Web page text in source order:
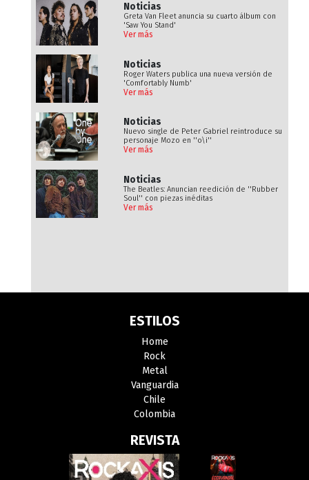
Noticias
Greta Van Fleet anuncia su cuarto álbum con
'Saw You Stand'
Ver más
Noticias
Roger Waters publica una nueva versión de
'Comfortably Numb'
Ver más
Noticias
Nuevo single de Peter Gabriel reintroduce su
personaje Mozo en ''o\i''
Ver más
Noticias
The Beatles: Anuncian reedición de ''Rubber
Soul'' con piezas inéditas
Ver más
ESTILOS
Home
Rock
Metal
Vanguardia
Chile
Colombia
REVISTA